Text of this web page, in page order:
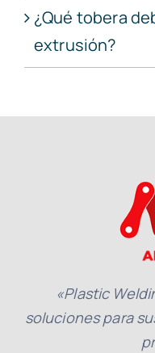
¿Qué tobera
extrusión?
«Plastic
soluciones para